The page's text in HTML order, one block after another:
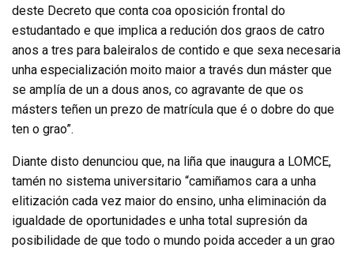
deste Decreto que conta coa oposición frontal do
estudantado e que implica a redución dos graos de catro
anos a tres para baleiralos de contido e que sexa necesaria
unha especialización moito maior a través dun máster que
se amplía de un a dous anos, co agravante de que os
másters teñen un prezo de matrícula que é o dobre do que
ten o grao”.
Diante disto denunciou que, na liña que inaugura a LOMCE,
tamén no sistema universitario “camiñamos cara a unha
elitización cada vez maior do ensino, unha eliminación da
igualdade de oportunidades e unha total supresión da
posibilidade de que todo o mundo poida acceder a un grao